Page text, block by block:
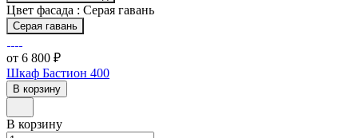
Цвет фасада : Серая гавань
Серая гавань
от 6 800 ₽
Шкаф Бастион 400
В корзину
В корзину